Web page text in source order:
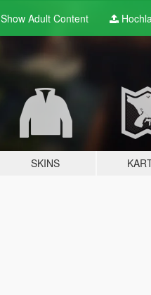
Show Adult Content
SKINS